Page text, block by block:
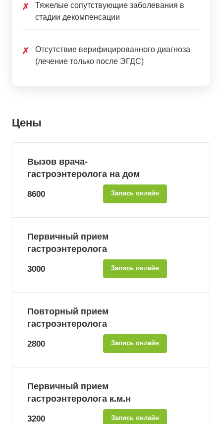
✗
Тяжелые сопутствующие заболевания в
стадии декомпенсации
✗
Отсутствие верифицированного диагноза
(лечение только после ЭГДС)
Цены
Вызов врача-
гастроэнтеролога на дом
8600 Запись онлайн
Первичный прием
гастроэнтеролога
3000 Запись онлайн
Повторный прием
гастроэнтеролога
2800 Запись онлайн
Первичный прием
гастроэнтеролога к.м.н
3200 Запись онлайн